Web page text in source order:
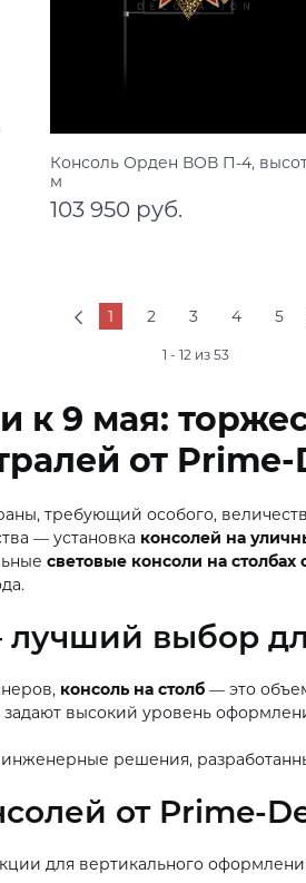
Консоль Орден ВОВ П-4,
м
103 950 руб.
1 2 3 4 5
1 - 12 из 53
к 9 мая:
от
требующий особого,
— установка консолей на
световые консоли на
выбор
консоль на столб — это
высокий уровень
решения,
от Prime-
для вертикального